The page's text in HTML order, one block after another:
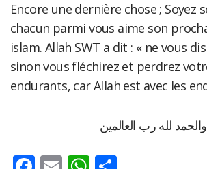
Encore une dernière chose ; Soyez
chacun parmi vous aime son
islam. Allah SWT a dit : « ne vous
sinon vous fléchirez et perdrez
endurants, car Allah est avec les
والحمد لله رب العالمين